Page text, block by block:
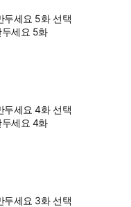
두세요 5화 선택
세요 5화
두세요 4화 선택
세요 4화
두세요 3화 선택